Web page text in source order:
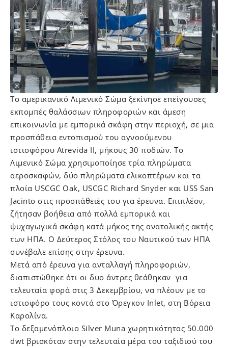
Το αμερικανικό Λιμενικό Σώμα ξεκίνησε επείγουσες
εκπομπές θαλάσσιων πληροφοριών και άμεση
επικοινωνία με εμπορικά σκάφη στην περιοχή, σε μια
προσπάθεια εντοπισμού του αγνοούμενου
ιστιοφόρου Atrevida II, μήκους 30 ποδιών. Το
Λιμενικό Σώμα χρησιμοποίησε τρία πληρώματα
αεροσκαφών, δύο πληρώματα ελικοπτέρων και τα
πλοία USCGC Oak, USCGC Richard Snyder και USS San
Jacinto στις προσπάθειές του για έρευνα. Επιπλέον,
ζήτησαν βοήθεια από πολλά εμπορικά και
ψυχαγωγικά σκάφη κατά μήκος της ανατολικής ακτής
των ΗΠΑ. Ο Δεύτερος Στόλος του Ναυτικού των ΗΠΑ
συνέβαλε επίσης στην έρευνα.
Μετά από έρευνα για ανταλλαγή πληροφοριών,
διαπιστώθηκε ότι οι δυο άντρες θεάθηκαν για
τελευταία φορά στις 3 Δεκεμβρίου, να πλέουν με το
ιστιοφόρο τους κοντά στο Όρεγκον Inlet, στη Βόρεια
Καρολίνα.
Το δεξαμενόπλοιο Silver Muna χωρητικότητας 50.000
dwt βρισκόταν στην τελευταία μέρα του ταξιδιού του